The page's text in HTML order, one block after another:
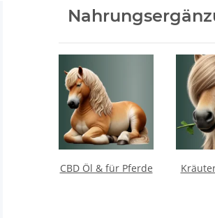
CBD Öl & für Pferde